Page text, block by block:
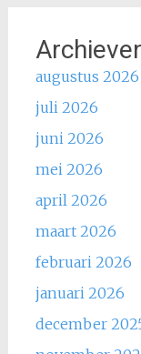
augustus 2026
juli 2026
juni 2026
mei 2026
april 2026
maart 2026
februari 2026
januari 2026
december